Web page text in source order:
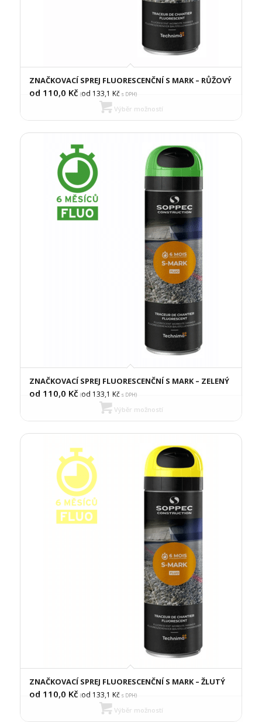
ZNAČKOVACÍ SPREJ FLUORESCENČNÍ S MARK – RŮŽOVÝ
od 110,0 Kč (od 133,1 Kčs DPH)
Výběr možností
ZNAČKOVACÍ SPREJ FLUORESCENČNÍ S MARK – ZELENÝ
od 110,0 Kč (od 133,1 Kčs DPH)
Výběr možností
ZNAČKOVACÍ SPREJ FLUORESCENČNÍ S MARK – ŽLUTÝ
od 110,0 Kč (od 133,1 Kčs DPH)
Výběr možností